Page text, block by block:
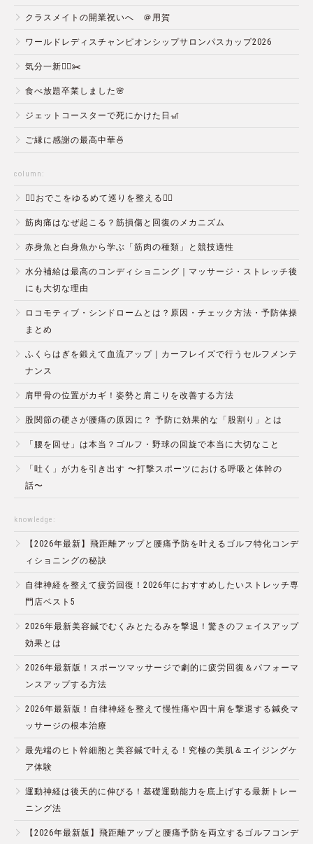
クラスメイトの開業祝いへ ＠用賀
ワールドレディスチャンピオンシップサロンパスカップ2026
気分一新💇‍♂️✂️
食べ放題卒業しました🌸
ジェットコースターで死にかけた日🎢
ご縁に感謝の最高中華🍜
column:
💆‍♀️おでこをゆるめて巡りを整える💆‍♂️
筋肉痛はなぜ起こる？筋損傷と回復のメカニズム
赤身魚と白身魚から学ぶ「筋肉の種類」と競技適性
水分補給は最高のコンディショニング｜マッサージ・ストレッチ後
にも大切な理由
ロコモティブ・シンドロームとは？原因・チェック方法・予防体操
まとめ
ふくらはぎを鍛えて血流アップ｜カーフレイズで行うセルフメンテ
ナンス
肩甲骨の位置がカギ！姿勢と肩こりを改善する方法
股関節の硬さが腰痛の原因に？ 予防に効果的な「股割り」とは
「腰を回せ」は本当？ゴルフ・野球の回旋で本当に大切なこと
「吐く」が力を引き出す 〜打撃スポーツにおける呼吸と体幹の
話〜
knowledge:
【2026年最新】飛距離アップと腰痛予防を叶えるゴルフ特化コンデ
ィショニングの秘訣
自律神経を整えて疲労回復！2026年におすすめしたいストレッチ専
門店ベスト5
2026年最新美容鍼でむくみとたるみを撃退！驚きのフェイスアップ
効果とは
2026年最新版！スポーツマッサージで劇的に疲労回復＆パフォーマ
ンスアップする方法
2026年最新版！自律神経を整えて慢性痛や四十肩を撃退する鍼灸マ
ッサージの根本治療
最先端のヒト幹細胞と美容鍼で叶える！究極の美肌＆エイジングケ
ア体験
運動神経は後天的に伸びる！基礎運動能力を底上げする最新トレー
ニング法
【2026年最新版】飛距離アップと腰痛予防を両立するゴルフコンデ